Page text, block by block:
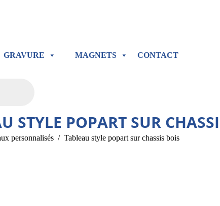
GRAVURE MAGNETS CONTACT
STYLE POPART SUR
personnalisés Tableau style popart sur chassis bois